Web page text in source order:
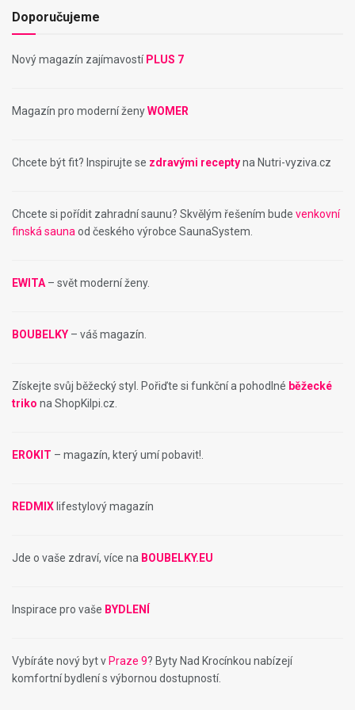
Doporučujeme
Nový magazín zajímavostí PLUS 7
Magazín pro moderní ženyWOMER
Chcete být fit? Inspirujte se zdravými receptyna Nutri-vyziva.cz
Chcete si pořídit zahradní saunu? Skvělým řešením bude venkovní
finská sauna od českého výrobce SaunaSystem.
EWITA – svět moderní ženy.
BOUBELKY – váš magazín.
Získejte svůj běžecký styl. Pořiďte si funkční a pohodlné běžecké
triko na ShopKilpi.cz.
EROKIT – magazín, který umí pobavit!.
REDMIX lifestylový magazín
Jde o vaše zdraví, více na BOUBELKY.EU
Inspirace pro vaše BYDLENÍ
Vybíráte nový byt v Praze 9? Byty Nad Krocínkou nabízejí
komfortní bydlení s výbornou dostupností.